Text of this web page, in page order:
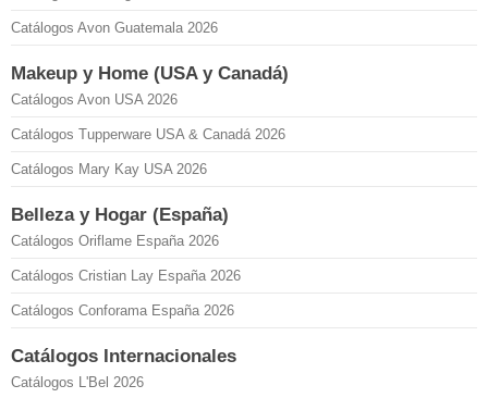
Catálogos Avon Guatemala 2026
Makeup y Home (USA y Canadá)
Catálogos Avon USA 2026
Catálogos Tupperware USA & Canadá 2026
Catálogos Mary Kay USA 2026
Belleza y Hogar (España)
Catálogos Oriflame España 2026
Catálogos Cristian Lay España 2026
Catálogos Conforama España 2026
Catálogos Internacionales
Catálogos L'Bel 2026